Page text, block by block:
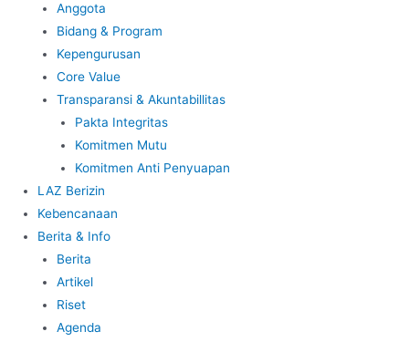
Anggota
Bidang & Program
Kepengurusan
Core Value
Transparansi & Akuntabillitas
Pakta Integritas
Komitmen Mutu
Komitmen Anti Penyuapan
LAZ Berizin
Kebencanaan
Berita & Info
Berita
Artikel
Riset
Agenda